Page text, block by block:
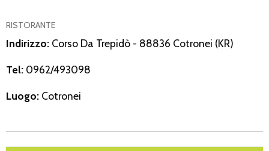
RISTORANTE
Indirizzo: Corso Da Trepidò - 88836 Cotronei (KR)
Tel: 0962/493098
Luogo: Cotronei